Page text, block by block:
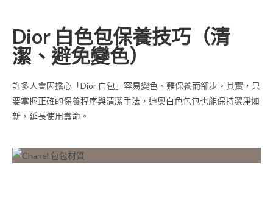
Dior 白色包保養技巧（清
潔、避免變色）
許多人會因擔心「Dior 白包」容易變色、難保養而卻步。其實，只
要掌握正確的保養程序與清潔手法，迪奧白色包包也能保持潔淨如
新，延長使用壽命。